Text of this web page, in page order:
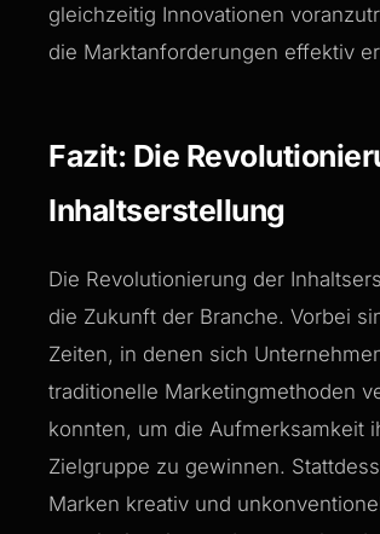
gleichzeitig Innovationen
die Marktanforderungen effektiv
Fazit: Die
Inhaltserstellung
Die Revolutionierung der
die Zukunft der Branche. Vorbei
Zeiten, in denen sich
traditionelle Marketingmethoden
konnten, um die Aufmerksamkeit
Zielgruppe zu gewinnen.
Marken kreativ und